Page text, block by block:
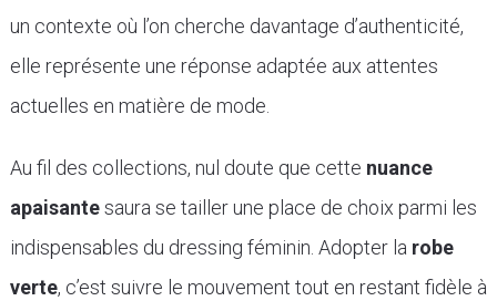
un contexte où l’on cherche davantage d’authenticité,
elle représente une réponse adaptée aux attentes
actuelles en matière de mode.
Au fil des collections, nul doute que cette nuance
apaisantesaura se tailler une place de choix parmi les
indispensables du dressing féminin. Adopter la robe
verte, c’est suivre le mouvement tout en restant fidèle à